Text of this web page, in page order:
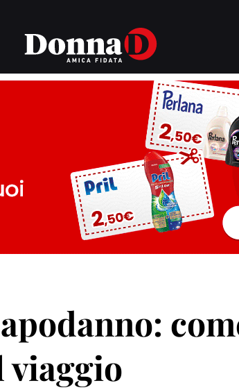
viaggio